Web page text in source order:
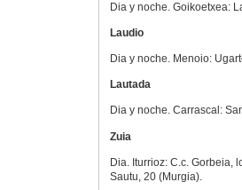
Dia y noche. Goikoetxea:
Laudio
Dia y noche. Menoio:
Lautada
Dia y noche. Carrascal:
Zuia
Dia. Iturrioz: C.c. Gorbeia,
Sautu, 20 (Murgia).